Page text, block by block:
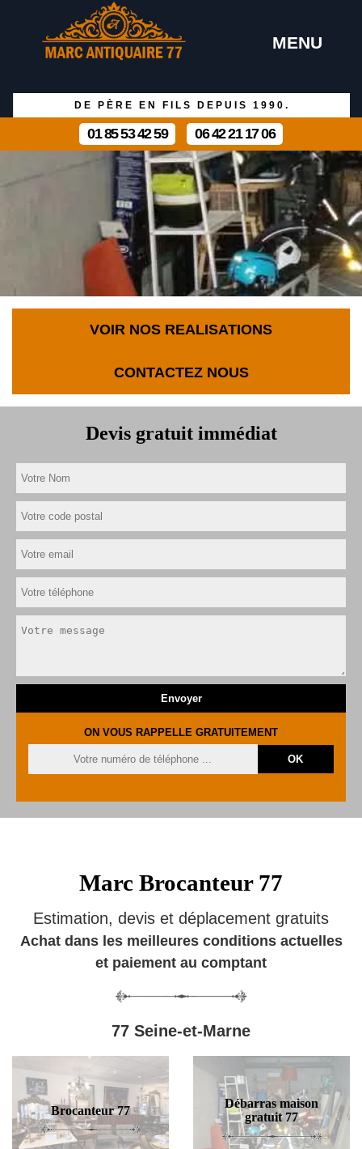
MENU
DE PÈRE EN FILS DEPUIS 1990.
01 85 53 42 59 06 42 21 17 06
VOIR NOS REALISATIONS
CONTACTEZ NOUS
Devis gratuit immédiat
ON VOUS RAPPELLE GRATUITEMENT
Marc Brocanteur 77
Estimation, devis et déplacement gratuits
Achat dans les meilleures conditions actuelles
et paiement au comptant
77 Seine-et-Marne
Brocanteur 77
Débarras maison
gratuit 77